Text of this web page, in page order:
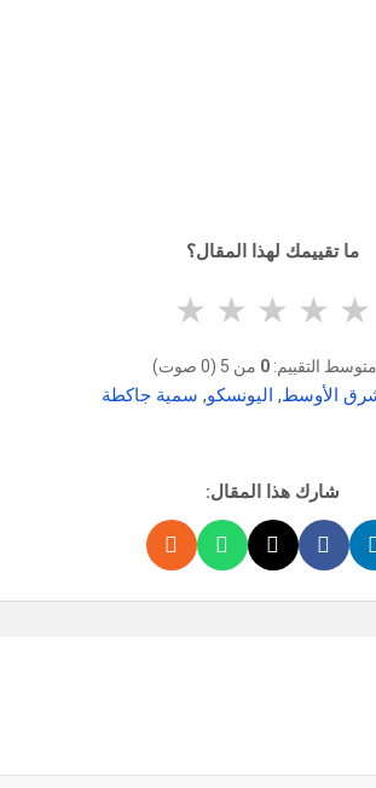
ما تقييمك لهذا المقال؟
★
★
★
★
★
التقييم: 0 من 5 (0 صوت)
الأوسط, اليونسكو, سمية جاكطة
شارك هذا المقال: